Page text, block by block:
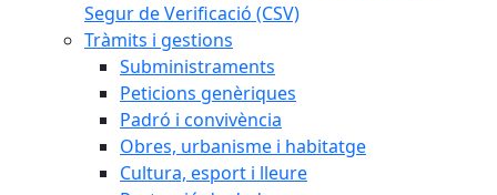
Segur de Verificació (CSV)
Tràmits i gestions
Subministraments
Peticions genèriques
Padró i convivència
Obres, urbanisme i habitatge
Cultura, esport i lleure